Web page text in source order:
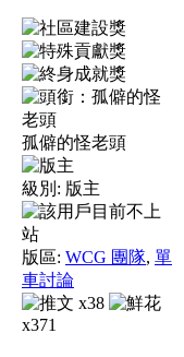
孤僻的怪老頭
級別: 版主
版區: WCG 團隊, 單
車討論
x38
x371